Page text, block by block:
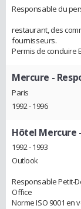
Responsable du
restaurant, des
fournisseurs.
Permis de conduire
Mercure -
Paris
1992 - 1996
Hôtel Mercure
1992 - 1993
Outlook
Responsable Petit-
Office
Norme ISO 9001 en